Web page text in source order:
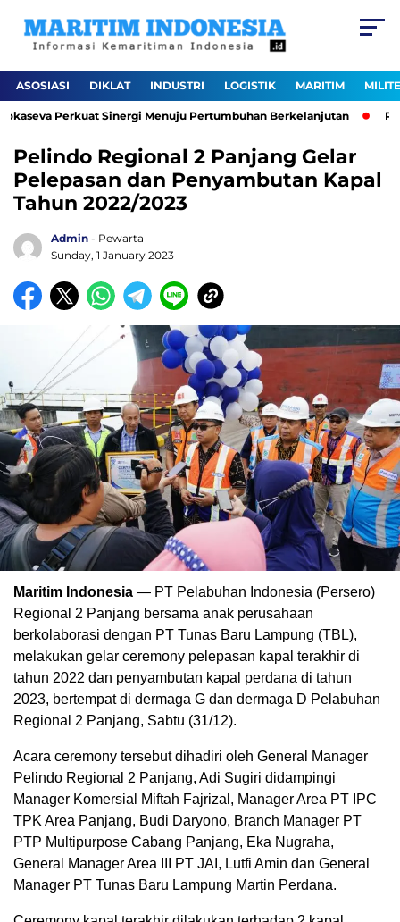
ASOSIASI DIKLAT INDUSTRI LOGISTIK MARITIM
Perkuat Sinergi Menuju Pertumbuhan Berkelanjutan
Pelindo Regional 2 Panjang Gelar
Pelepasan dan Penyambutan Kapal
Tahun 2022/2023
Admin - Pewarta
Sunday, 1 January 2023
Maritim Indonesia — PT Pelabuhan Indonesia (Persero)
Regional 2 Panjang bersama anak perusahaan
berkolaborasi dengan PT Tunas Baru Lampung (TBL),
melakukan gelar ceremony pelepasan kapal terakhir di
tahun 2022 dan penyambutan kapal perdana di tahun
2023, bertempat di dermaga G dan dermaga D Pelabuhan
Regional 2 Panjang, Sabtu (31/12).
Acara ceremony tersebut dihadiri oleh General Manager
Pelindo Regional 2 Panjang, Adi Sugiri didampingi
Manager Komersial Miftah Fajrizal, Manager Area PT IPC
TPK Area Panjang, Budi Daryono, Branch Manager PT
PTP Multipurpose Cabang Panjang, Eka Nugraha,
General Manager Area III PT JAI, Lutfi Amin dan General
Manager PT Tunas Baru Lampung Martin Perdana.